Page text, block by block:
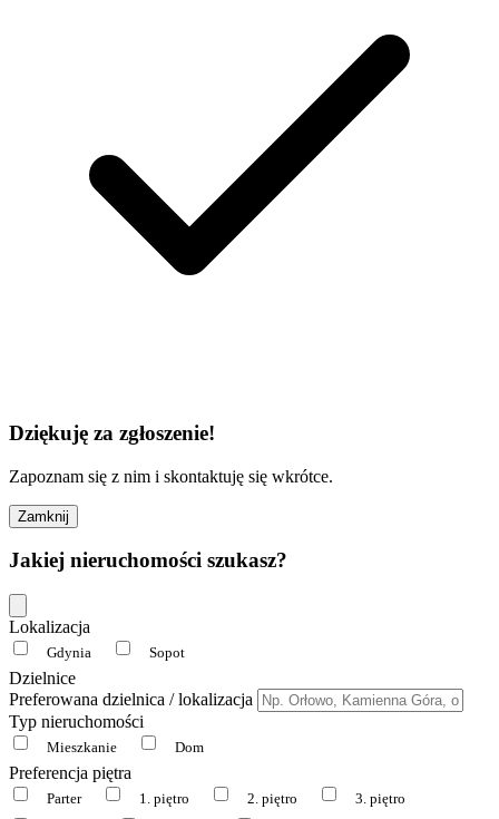
Dziękuję za zgłoszenie!
Zapoznam się z nim i skontaktuję się wkrótce.
Zamknij
Jakiej nieruchomości szukasz?
Lokalizacja
Gdynia Sopot
Dzielnice
Preferowana dzielnica / lokalizacja
Typ nieruchomości
Mieszkanie Dom
Preferencja piętra
Parter 1. piętro 2. piętro 3. piętro